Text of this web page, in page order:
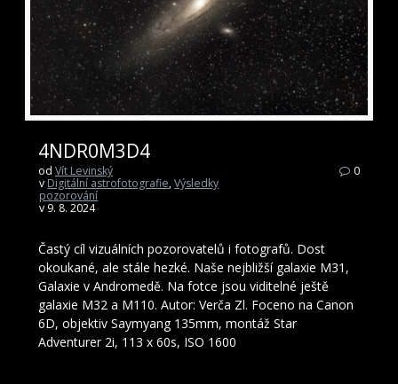
4NDR0M3D4
od Vít Levinský
v Digitální astrofotografie,Výsledky
pozorování
v 9. 8. 2024
0
Častý cíl vizuálních pozorovatelů i fotografů. Dost
okoukané, ale stále hezké. Naše nejbližší galaxie M31,
Galaxie v Andromedě. Na fotce jsou viditelné ještě
galaxie M32 a M110. Autor: Verča Zl. Foceno na Canon
6D, objektiv Saymyang 135mm, montáž Star
Adventurer 2i, 113 x 60s, ISO 1600